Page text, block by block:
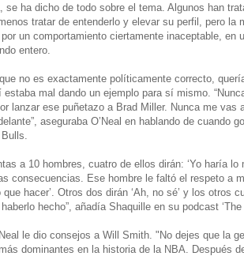
se ha dicho de todo sobre el tema. Algunos han
tratar de entenderlo y elevar su perfil, pero la
un comportamiento ciertamente inaceptable, en
entero.
no es exactamente políticamente correcto,
mal dando un ejemplo para sí mismo.
lanzar ese puñetazo a Brad Miller. Nunca me vas
aseguraba O’Neal en hablando de cuando
a 10 hombres, cuatro de ellos dirán: ‘Yo haría
consecuencias. Ese hombre le faltó el respeto a
que hacer’. Otros dos dirán ‘Ah, no sé’ y los otros
hecho”, añadía Shaquille en su podcast ‘The
le dio consejos a Will Smith. "No dejes que la
dominantes en la historia de la NBA. Después